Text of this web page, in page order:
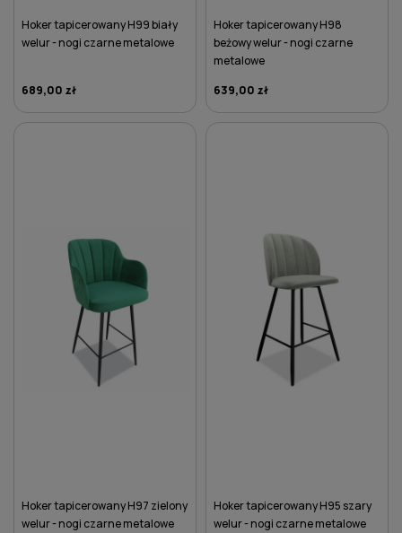
Hoker tapicerowany H99 biały
welur - nogi czarne metalowe
689,00 zł
Hoker tapicerowany H98
beżowy welur - nogi czarne
metalowe
639,00 zł
Hoker tapicerowany H97 zielony
welur - nogi czarne metalowe
Hoker tapicerowany H95 szary
welur - nogi czarne metalowe